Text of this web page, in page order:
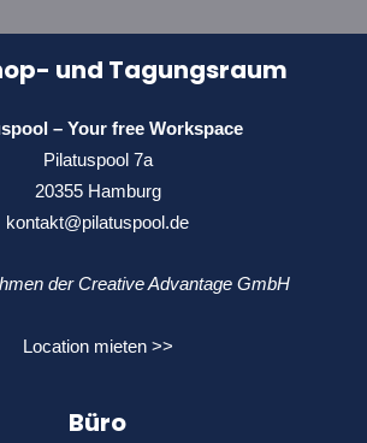
und Tagungsraum
– Your free Workspace
Pilatuspool 7a
20355 Hamburg
kontakt@pilatuspool.de
der Creative Advantage GmbH
Location mieten >>
Büro